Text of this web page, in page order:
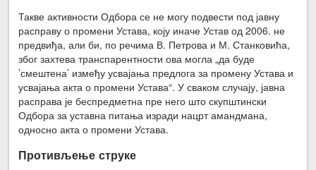
Такве активности Одбора се не могу подвести под јавну
расправу о промени Устава, коју иначе Устав од 2006. не
предвиђа, али би, по речима В. Петрова и М. Станковића,
због захтева транспарентности ова могла „да буде
’смештена’ између усвајања предлога за промену Устава и
усвајања акта о промени Устава“. У сваком случају, јавна
расправа је беспредметна пре него што скупштински
Одбора за уставна питања изради нацрт амандмана,
односно акта о промени Устава.
Противљење струке